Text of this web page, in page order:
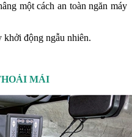
một cách an toàn ngăn máy
khởi động ngẫu nhiên.
MÁI